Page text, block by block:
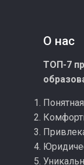
О нас
ТОП-7